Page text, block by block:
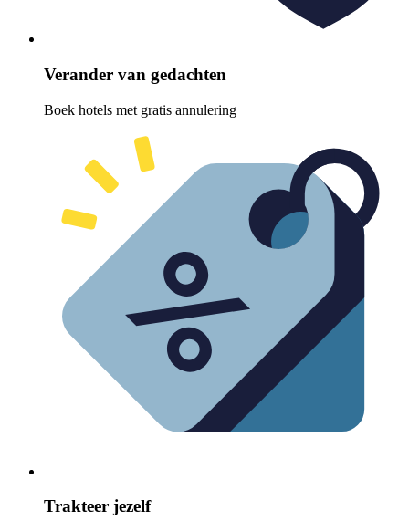
Verander van gedachten
Boek hotels met gratis annulering
Trakteer jezelf